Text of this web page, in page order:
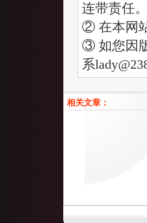
连带责任。
② 在本网
③ 如您因
系
相关文章：